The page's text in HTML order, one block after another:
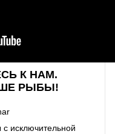
К НАМ.
РЫБЫ!
исключительной